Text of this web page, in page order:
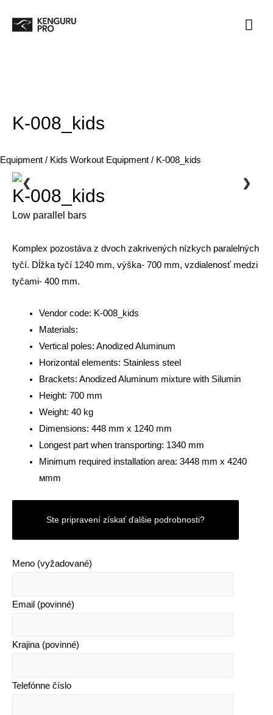
K-008_kids
Equipment / Kids Workout Equipment / K-008_kids
❮ ❯
K-008_kids
Low parallel bars
Komplex pozostáva z dvoch zakrivených nízkych paralelných
tyčí. Dĺžka tyčí 1240 mm, výška- 700 mm, vzdialenosť medzi
tyčami- 400 mm.
Vendor code: K-008_kids
Materials:
Vertical poles: Anodized Aluminum
Horizontal elements: Stainless steel
Brackets: Anodized Aluminum mixture with Silumin
Height: 700 mm
Weight: 40 kg
Dimensions: 448 mm x 1240 mm
Longest part when transporting: 1340 mm
Minimum required installation area: 3448 mm x 4240
мmm
Ste pripravení získať ďalšie podrobnosti?
Meno (vyžadované)
Email (povinné)
Krajina (povinné)
Telefónne číslo